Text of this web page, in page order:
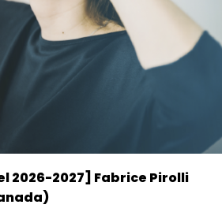
2026-2027] Fabrice Pirolli